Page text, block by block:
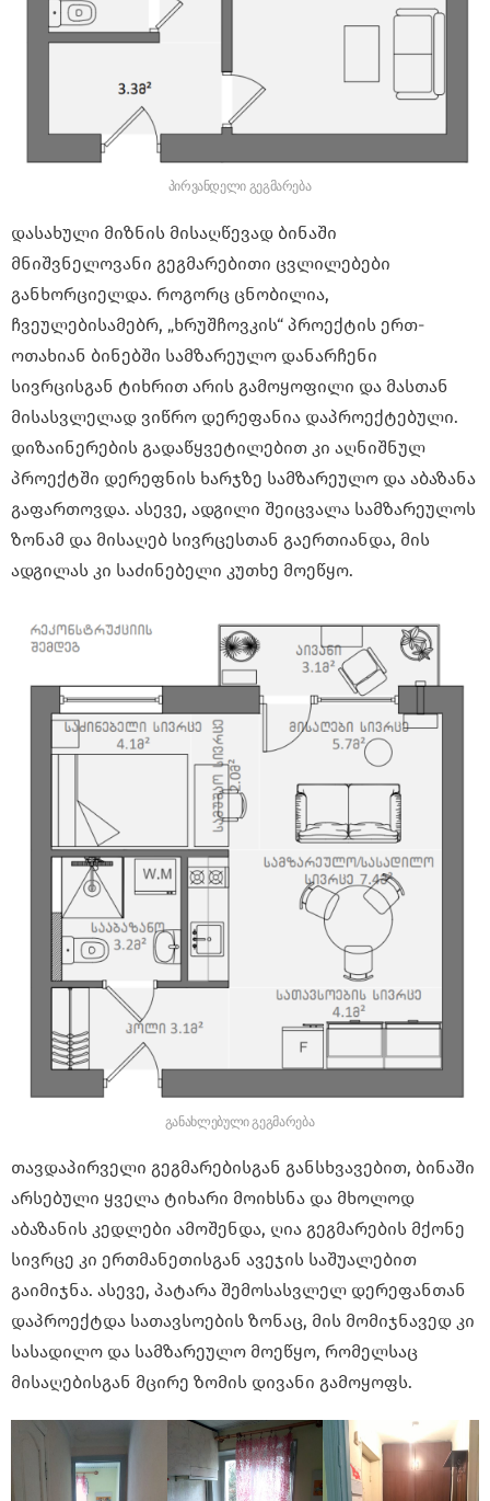
პირვანდელი გეგმარება
დასახული მიზნის მისაღწევად ბინაში
მნიშვნელოვანი გეგმარებითი ცვლილებები
განხორციელდა. როგორც ცნობილია,
ჩვეულებისამებრ, „ხრუშჩოვკის“ პროექტის ერთ-
ოთახიან ბინებში სამზარეულო დანარჩენი
სივრცისგან ტიხრით არის გამოყოფილი და მასთან
მისასვლელად ვიწრო დერეფანია დაპროექტებული.
დიზაინერების გადაწყვეტილებით კი აღნიშნულ
პროექტში დერეფნის ხარჯზე სამზარეულო და აბაზანა
გაფართოვდა. ასევე, ადგილი შეიცვალა სამზარეულოს
ზონამ და მისაღებ სივრცესთან გაერთიანდა, მის
ადგილას კი საძინებელი კუთხე მოეწყო.
განახლებული გეგმარება
თავდაპირველი გეგმარებისგან განსხვავებით, ბინაში
არსებული ყველა ტიხარი მოიხსნა და მხოლოდ
აბაზანის კედლები ამოშენდა, ღია გეგმარების მქონე
სივრცე კი ერთმანეთისგან ავეჯის საშუალებით
გაიმიჯნა. ასევე, პატარა შემოსასვლელ დერეფანთან
დაპროექტდა სათავსოების ზონაც, მის მომიჯნავედ კი
სასადილო და სამზარეულო მოეწყო, რომელსაც
მისაღებისგან მცირე ზომის დივანი გამოყოფს.